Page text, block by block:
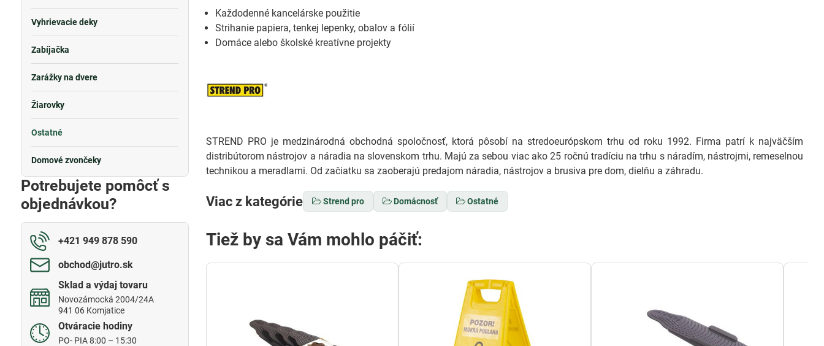
Každodenné kancelárske použitie
Strihanie papiera, tenkej lepenky, obalov a fólií
Domáce alebo školské kreatívne projekty
STREND PRO je medzinárodná obchodná spoločnosť, ktorá pôsobí na stredoeurópskom trhu od roku 1992. Firma patrí k najväčším
distribútorom nástrojov a náradia na slovenskom trhu. Majú za sebou viac ako 25 ročnú tradíciu na trhu s náradím, nástrojmi, remeselnou
technikou a meradlami. Od začiatku sa zaoberajú predajom náradia, nástrojov a brusiva pre dom, dielňu a záhradu.
Viac z kategórie Strend pro Domácnosť Ostatné
Tiež by sa Vám mohlo páčiť:
Vyhrievacie deky
Zabíjačka
Zarážky na dvere
Žiarovky
Ostatné
Domové zvončeky
Potrebujete pomôcť s
objednávkou?
+421 949 878 590
obchod​@jutro​.sk
Sklad a výdaj tovaru
Novozámocká 2004/24A
941 06 Komjatice
Otváracie hodiny
PO- PIA 8:00 – 15:30